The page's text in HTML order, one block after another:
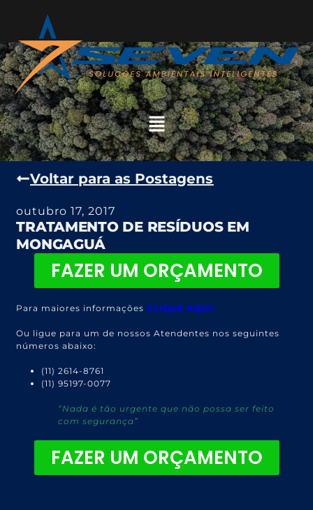
Voltar para as Postagens
outubro 17, 2017
TRATAMENTO DE RESÍDUOS EM
MONGAGUÁ
FAZER UM ORÇAMENTO
Para maiores informaçõesCLIQUE AQUI!
Ou ligue para um de nossos Atendentes nos seguintes
números abaixo:
(11) 2614-8761
(11) 95197-0077
“Nada é tão urgente que não possa ser feito
com segurança”
FAZER UM ORÇAMENTO